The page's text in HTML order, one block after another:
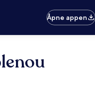
Åpne appen